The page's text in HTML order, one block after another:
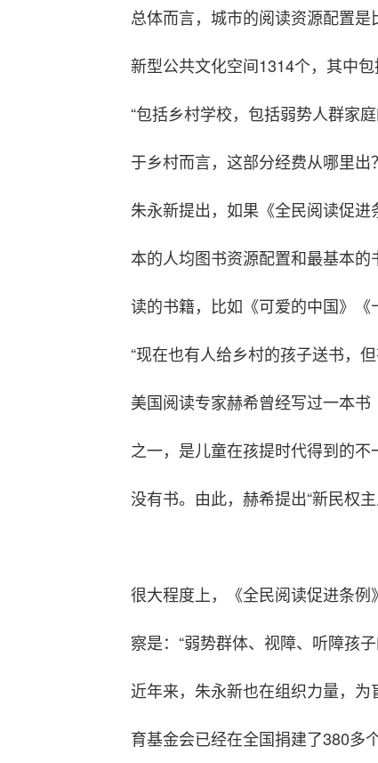
总体而言，城市的阅读资源配置
新型公共文化空间1314个，其中
“包括乡村学校，包括弱势人群家
于乡村而言，这部分经费从哪里出
朱永新提出，如果《全民阅读促
本的人均图书资源配置和最基本
读的书籍，比如《可爱的中国》《
“现在也有人给乡村的孩子送书，
美国阅读专家赫希曾经写过一本
之一，是儿童在孩提时代得到的
没有书。由此，赫希提出“新民权
很大程度上，《全民阅读促进条
察是：“弱势群体、视障、听障孩
近年来，朱永新也在组织力量，
育基金会已经在全国捐建了380多